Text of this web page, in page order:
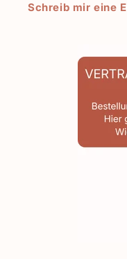
Schreib mir eine